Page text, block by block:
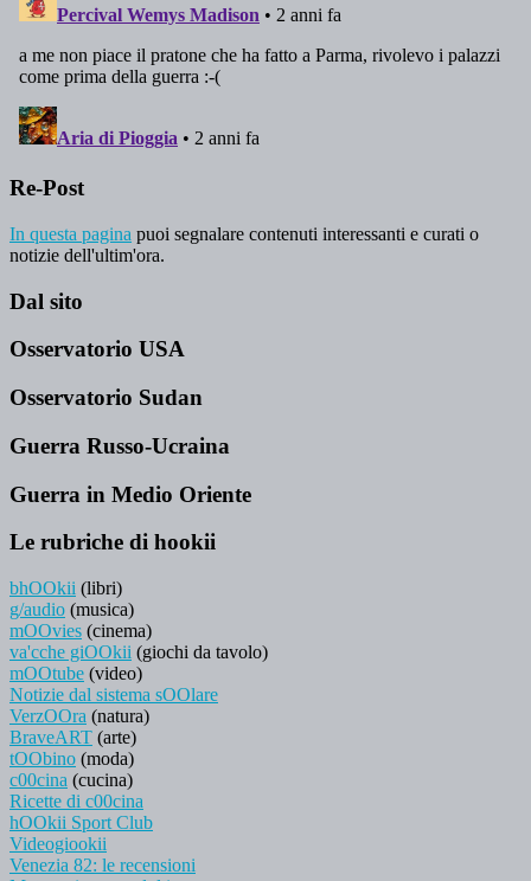
Re-Post
In questa pagina puoi segnalare contenuti interessanti e curati o
notizie dell'ultim'ora.
Dal sito
Osservatorio USA
Osservatorio Sudan
Guerra Russo-Ucraina
Guerra in Medio Oriente
Le rubriche di hookii
bhOOkii (libri)
g/audio (musica)
mOOvies (cinema)
va'cche giOOkii (giochi da tavolo)
mOOtube (video)
Notizie dal sistema sOOlare
VerzOOra (natura)
BraveART (arte)
tOObino (moda)
c00cina (cucina)
Ricette di c00cina
hOOkii Sport Club
Videogiookii
Venezia 82: le recensioni